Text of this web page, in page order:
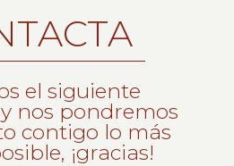
el siguiente
nos pondremos
contigo lo más
¡gracias!